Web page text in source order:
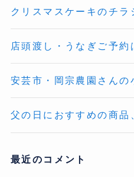
クリスマスケーキのチラ
店頭渡し・うなぎご予約
安芸市・岡宗農園さんの
父の日におすすめの商品
最近のコメント